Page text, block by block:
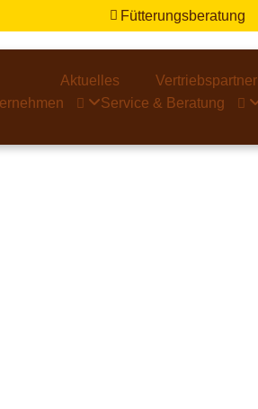
 Fütterungsberatung
Aktuelles Vertriebspartner
 Service & Beratung 